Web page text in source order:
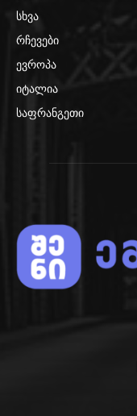
სხვა
რჩევები
ევროპა
იტალია
საფრანგეთი